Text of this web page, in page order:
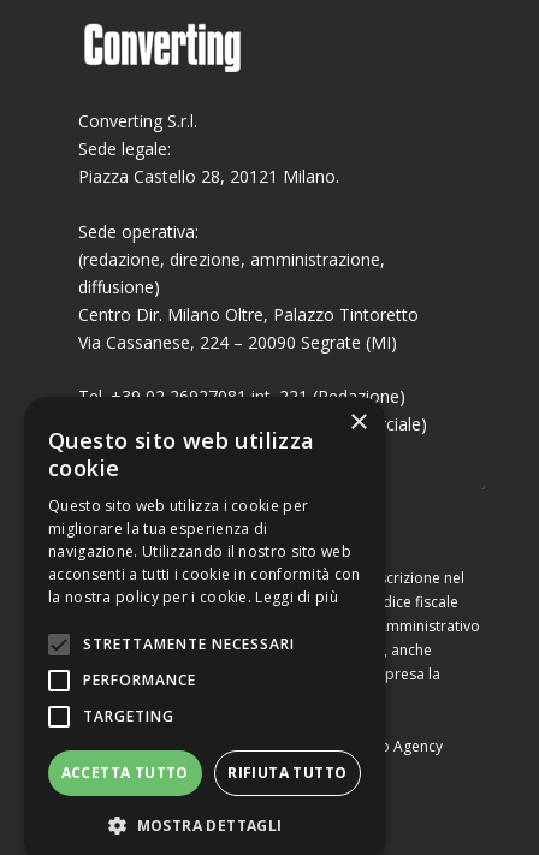
Converting S.r.l.
Sede legale:
Piazza Castello 28, 20121 Milano.
Sede operativa:
(redazione, direzione, amministrazione,
diffusione)
Centro Dir. Milano Oltre, Palazzo Tintoretto
Via Cassanese, 224 – 20090 Segrate (MI)
Tel. +39 02 26927081 int. 221 (Redazione)
Tel. +39 02 26927081 int. 224 (Commerciale)
Fax +39 02 26951006
Capitale sociale di Euro 10.000,00 – Numero di iscrizione nel
Registro delle Imprese di Milano, partita Iva e codice fiscale
09460990964, iscritta al Repertorio Economico Amministrativo
di Milano al n. 2091710. È vietata la riproduzione, anche
parziale, dei contenuti con qualsiasi mezzo, compresa la
stampa, se non espressamente autorizzata.
Copyright © Converting srl |Privacy Policy| Web Agency
×
Questo sito web utilizza
cookie
Questo sito web utilizza i cookie per
migliorare la tua esperienza di
navigazione. Utilizzando il nostro sito web
acconsenti a tutti i cookie in conformità con
la nostra policy per i cookie. Leggi di più
STRETTAMENTE NECESSARI
PERFORMANCE
TARGETING
ACCETTA TUTTO RIFIUTA TUTTO
MOSTRA DETTAGLI